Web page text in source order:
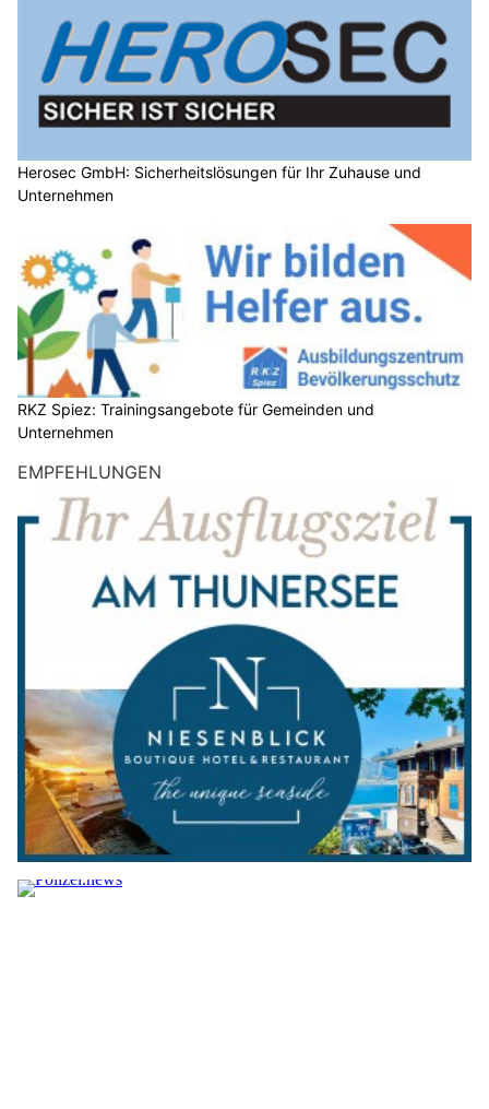
Herosec GmbH: Sicherheitslösungen für Ihr Zuhause und
Unternehmen
RKZ Spiez: Trainingsangebote für Gemeinden und
Unternehmen
EMPFEHLUNGEN